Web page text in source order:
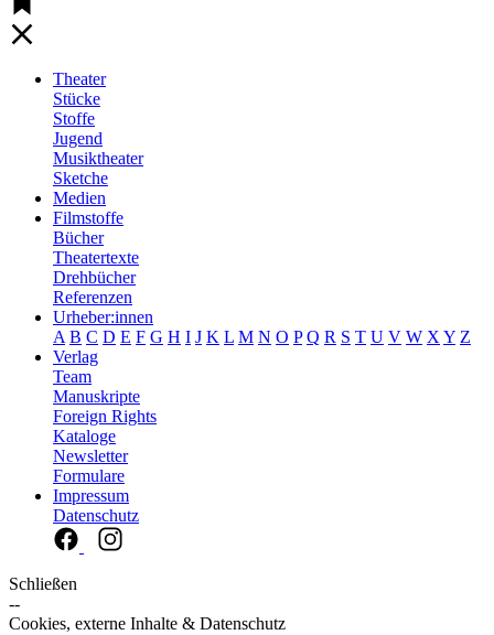
Theater
Stücke
Stoffe
Jugend
Musiktheater
Sketche
Medien
Filmstoffe
Bücher
Theatertexte
Drehbücher
Referenzen
Urheber:innen
A B C D E F G H I J K L M N O P Q R S T U V W X Y Z
Verlag
Team
Manuskripte
Foreign Rights
Kataloge
Newsletter
Formulare
Impressum
Datenschutz
Schließen
--
Cookies, externe Inhalte & Datenschutz